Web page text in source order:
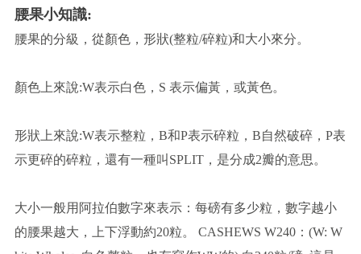
腰果小知識:
腰果的分級，從顏色，形狀(整粒/碎粒)和大小來分。
顏色上來說:W表示白色，S 表示偏黃，或黃色。
形狀上來說:W表示整粒，B和P表示碎粒，B自然破碎，P表
示更碎的碎粒，還有一種叫SPLIT，是分成2瓣的意思。
大小一般用阿拉伯數字來表示：每磅有多少粒，數字越小
的腰果越大，上下浮動約20粒。 CASHEWS W240：(W: W